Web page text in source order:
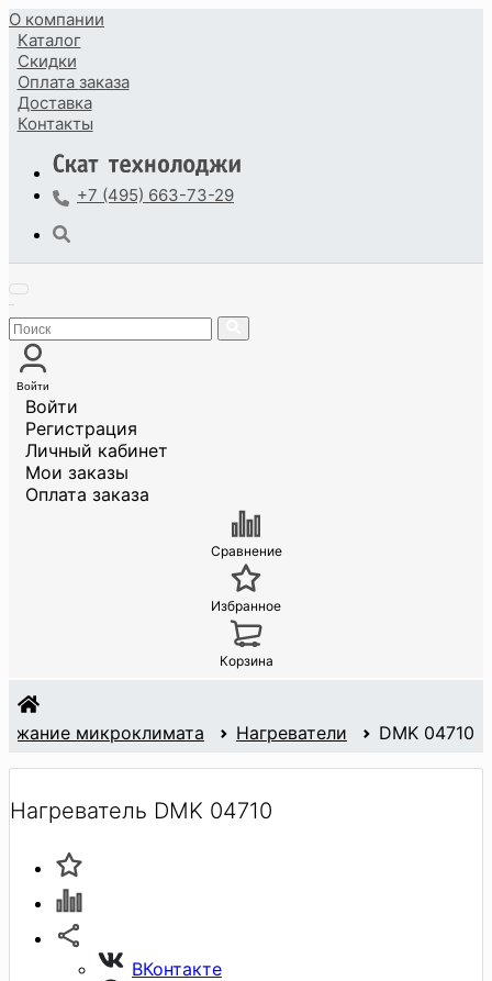
О компании
Каталог
Скидки
Оплата заказа
Доставка
Контакты
+7 (495) 663-73-29
Войти
Войти
Регистрация
Личный кабинет
Мои заказы
Оплата заказа
Сравнение
Избранное
Корзина
микроклимата Нагреватели DMK 04710
Нагреватель DMK 04710
ВКонтакте